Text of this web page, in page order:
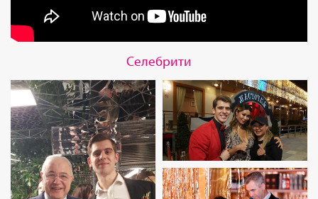
Селебрити